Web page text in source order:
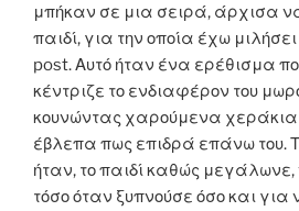
μπήκαν σε μια σειρά, άρχισα
παιδί, για την οποία έχω
post. Αυτό ήταν ένα ερέθισμα
κέντριζε το ενδιαφέρον του
κουνώντας χαρούμενα
έβλεπα πως επιδρά επάνω του.
ήταν, το παιδί καθώς μεγάλωνε,
τόσο όταν ξυπνούσε όσο και για